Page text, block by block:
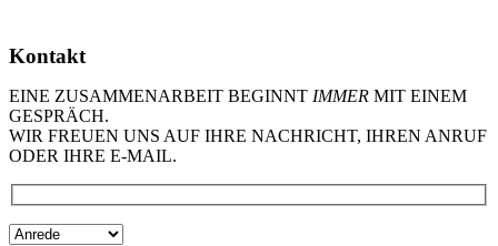
Kontakt
EINE ZUSAMMENARBEIT BEGINNT IMMER MIT EINEM
GESPRÄCH.
WIR FREUEN UNS AUF IHRE NACHRICHT, IHREN ANRUF
ODER IHRE E-MAIL.